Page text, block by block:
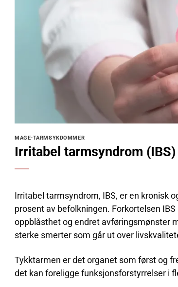
MAGE-TARMSYKDOMMER
Irritabel tarmsyndrom
Irritabel tarmsyndrom, IBS, er en kronisk
prosent av befolkningen. Forkortelsen
oppblåsthet og endret avføringsmønster
sterke smerter som går ut over
Tykktarmen er det organet som først og
det kan foreligge funksjonsforstyrrelser i